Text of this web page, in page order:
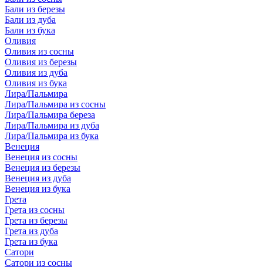
Бали из березы
Бали из дуба
Бали из бука
Оливия
Оливия из сосны
Оливия из березы
Оливия из дуба
Оливия из бука
Лира/Пальмира
Лира/Пальмира из сосны
Лира/Пальмира береза
Лира/Пальмира из дуба
Лира/Пальмира из бука
Венеция
Венеция из сосны
Венеция из березы
Венеция из дуба
Венеция из бука
Грета
Грета из сосны
Грета из березы
Грета из дуба
Грета из бука
Сатори
Сатори из сосны